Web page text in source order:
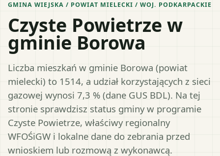
GMINA WIEJSKA / POWIAT MIELECKI / WOJ. PODKARPACKIE
Czyste Powietrze w
gminie Borowa
Liczba mieszkań w gminie Borowa (powiat
mielecki) to 1514, a udział korzystających z sieci
gazowej wynosi 7,3 % (dane GUS BDL). Na tej
stronie sprawdzisz status gminy w programie
Czyste Powietrze, właściwy regionalny
WFOŚiGW i lokalne dane do zebrania przed
wnioskiem lub rozmową z wykonawcą.